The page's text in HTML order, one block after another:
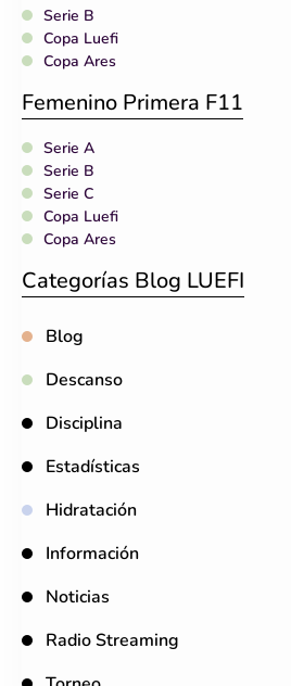
Serie B
Copa Luefi
Copa Ares
Femenino Primera F11
Serie A
Serie B
Serie C
Copa Luefi
Copa Ares
Categorías Blog LUEFI
Blog
Descanso
Disciplina
Estadísticas
Hidratación
Información
Noticias
Radio Streaming